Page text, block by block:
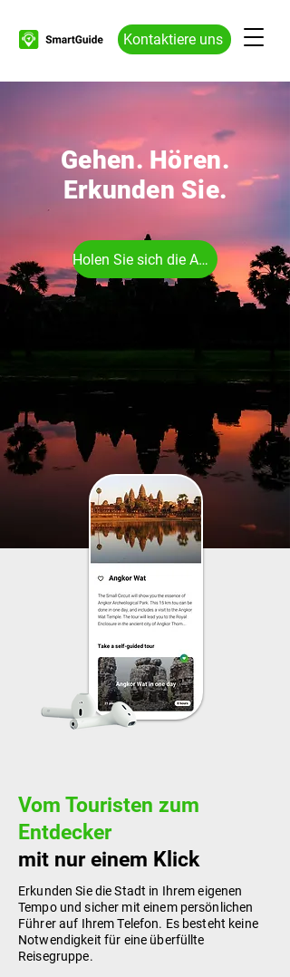
Kontaktiere uns
Gehen. Hören.
Erkunden Sie.
Holen Sie sich die App
Vom Touristen zum
Entdecker
mit nur einem Klick
Erkunden Sie die Stadt in Ihrem eigenen
Tempo und sicher mit einem persönlichen
Führer auf Ihrem Telefon. Es besteht keine
Notwendigkeit für eine überfüllte
Reisegruppe.